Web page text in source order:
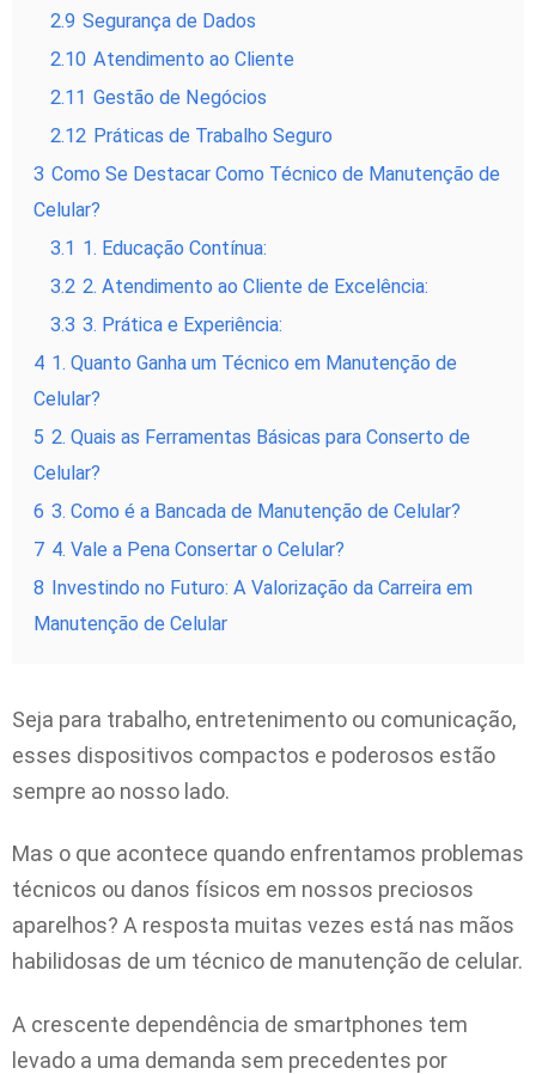
2.9 Segurança de Dados
2.10 Atendimento ao Cliente
2.11 Gestão de Negócios
2.12 Práticas de Trabalho Seguro
3 Como Se Destacar Como Técnico de Manutenção de
Celular?
3.1 1. Educação Contínua:
3.2 2. Atendimento ao Cliente de Excelência:
3.3 3. Prática e Experiência:
4 1. Quanto Ganha um Técnico em Manutenção de
Celular?
5 2. Quais as Ferramentas Básicas para Conserto de
Celular?
6 3. Como é a Bancada de Manutenção de Celular?
7 4. Vale a Pena Consertar o Celular?
8 Investindo no Futuro: A Valorização da Carreira em
Manutenção de Celular
Seja para trabalho, entretenimento ou comunicação,
esses dispositivos compactos e poderosos estão
sempre ao nosso lado.
Mas o que acontece quando enfrentamos problemas
técnicos ou danos físicos em nossos preciosos
aparelhos? A resposta muitas vezes está nas mãos
habilidosas de um técnico de manutenção de celular.
A crescente dependência de smartphones tem
levado a uma demanda sem precedentes por